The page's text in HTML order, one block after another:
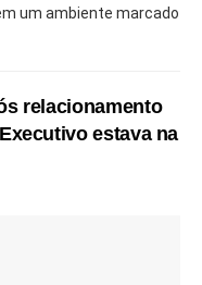
um ambiente marcado
relacionamento
estava na